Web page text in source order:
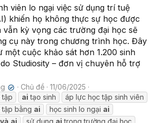
viên lo ngại việc sử dụng trí tuệ
khiến họ không thực sự học được
vẫn kỳ vọng các trường đại học sẽ
cụ này trong chương trình học. Đây
một cuộc khảo sát hơn 1.200 sinh
Studiosity – đơn vị chuyên hỗ trợ
✔ Chủ đề
11/06/2025
tập ai tạo sinh
áp lực học tập sinh viên
bằng ai học sinh lo ngại ai